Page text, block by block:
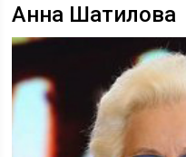
Анна Шатилова